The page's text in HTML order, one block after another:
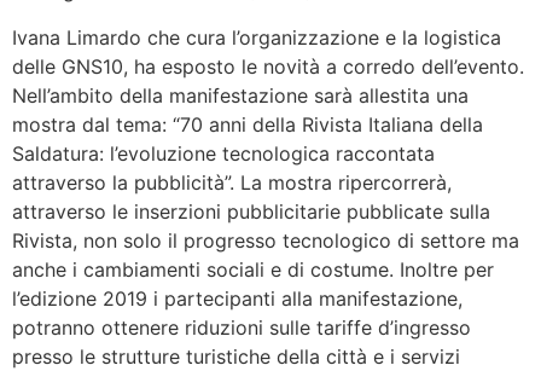
Ivana Limardo che cura l’organizzazione e la logistica
delle GNS10, ha esposto le novità a corredo dell’evento.
Nell’ambito della manifestazione sarà allestita una
mostra dal tema: “70 anni della Rivista Italiana della
Saldatura: l’evoluzione tecnologica raccontata
attraverso la pubblicità”. La mostra ripercorrerà,
attraverso le inserzioni pubblicitarie pubblicate sulla
Rivista, non solo il progresso tecnologico di settore ma
anche i cambiamenti sociali e di costume. Inoltre per
l’edizione 2019 i partecipanti alla manifestazione,
potranno ottenere riduzioni sulle tariffe d’ingresso
presso le strutture turistiche della città e i servizi